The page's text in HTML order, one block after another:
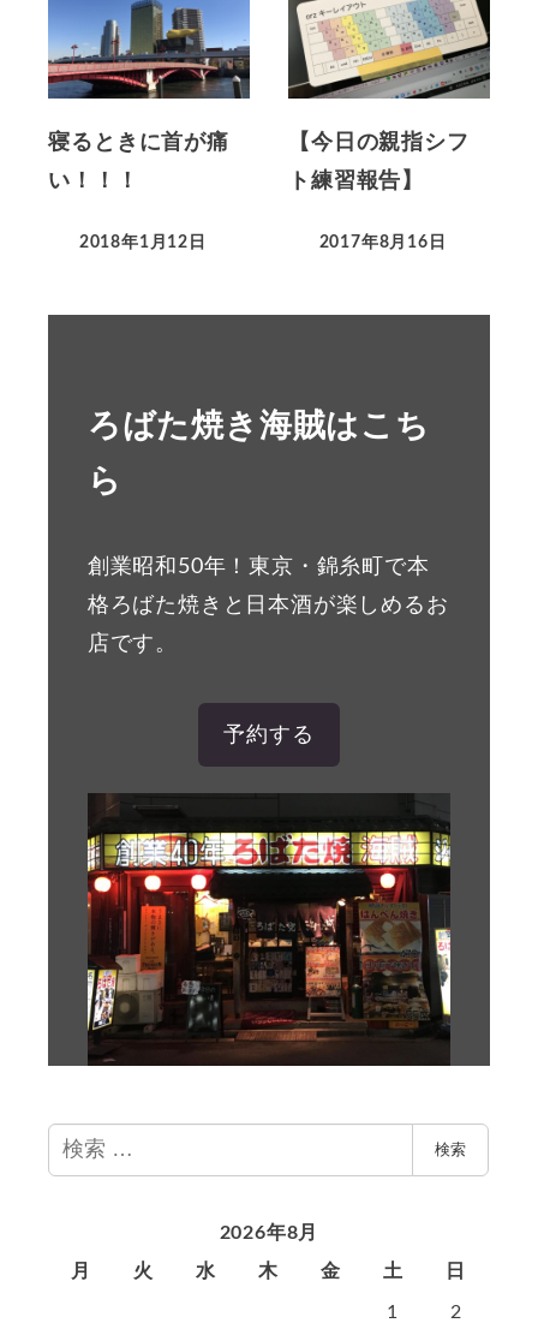
寝るときに首が痛
い！！！
2018年1月12日
【今日の親指シフ
ト練習報告】
2017年8月16日
ろばた焼き海賊はこち
ら
創業昭和50年！東京・錦糸町で本
格ろばた焼きと日本酒が楽しめるお
店です。
予約する
検
索
検索
2026年8月
月
火 水 木 金 土 日
1 2